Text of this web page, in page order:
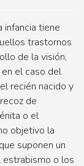
infancia tiene
trastornos
de la visión,
el caso del
recién nacido y
de
o el
objetivo la
suponen un
o los